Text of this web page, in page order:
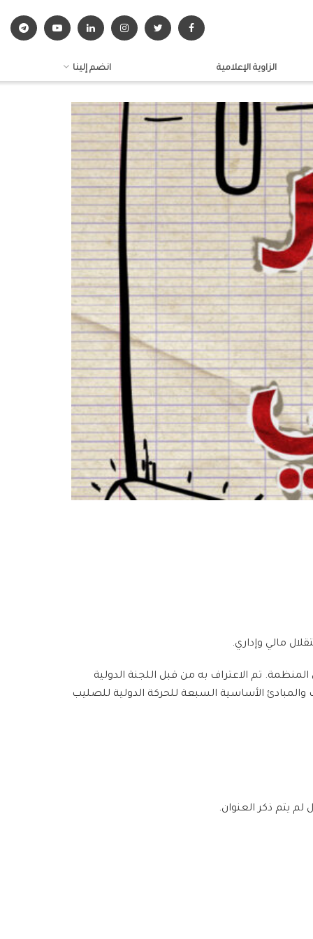
الزاوية الإعلامية انضم إلينا
مالي وإداري.
1942 بموجب المرسوم رقم 540/1942 والمرسوم رقم 117/1966 الذي ينظم عمل المنظمة. تم الاعتراف به من قبل اللجنة الدولية
العربي السوري باتفاقيات جنيف والمبادئ الأساسية السبعة للحركة الدولية للصليب
يتم ذكر العنوان.